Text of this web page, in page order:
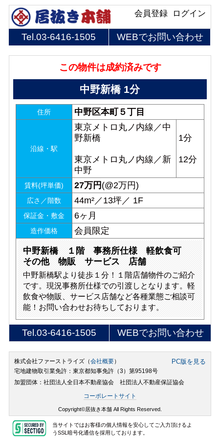
ログイン
会員登録
Tel.03-6416-1505 WEBでお問い合わせ
この物件は成約済みです
中野新橋 1分
住所 中野区本町５丁目
沿線・駅
東京メトロ丸ノ内線／中
野新橋
東京メトロ丸ノ内線／新
中野
1分
12分
賃料(坪単価) 27万円 (@2万円)
広さ／階数 44m²／13坪／ 1F
保証金・敷金 6ヶ月
造作価格 会員限定
中野新橋 １階 事務所仕様 軽飲食可
その他 物販 サービス 店舗
中野新橋駅より徒歩１分！１階店舗物件のご紹介
です。現況事務所仕様での引渡しとなります。軽
飲食や物販、サービス店舗など各種業態ご相談可
能！お問い合わせお待ちしております。
Tel.03-6416-1505 WEBでお問い合わせ
株式会社ファーストライズ（会社概要） PC版を見る
宅地建物取引業免許：東京都知事免許（3）第95198号
加盟団体：社団法人全日本不動産協会 社団法人不動産保証協会
コーポレートサイト
Copyright©居抜き本舗 All Rights Reserved.
当サイトではお客様の個人情報を安心してご入力頂けるよ
うSSL暗号化通信を採用しております。